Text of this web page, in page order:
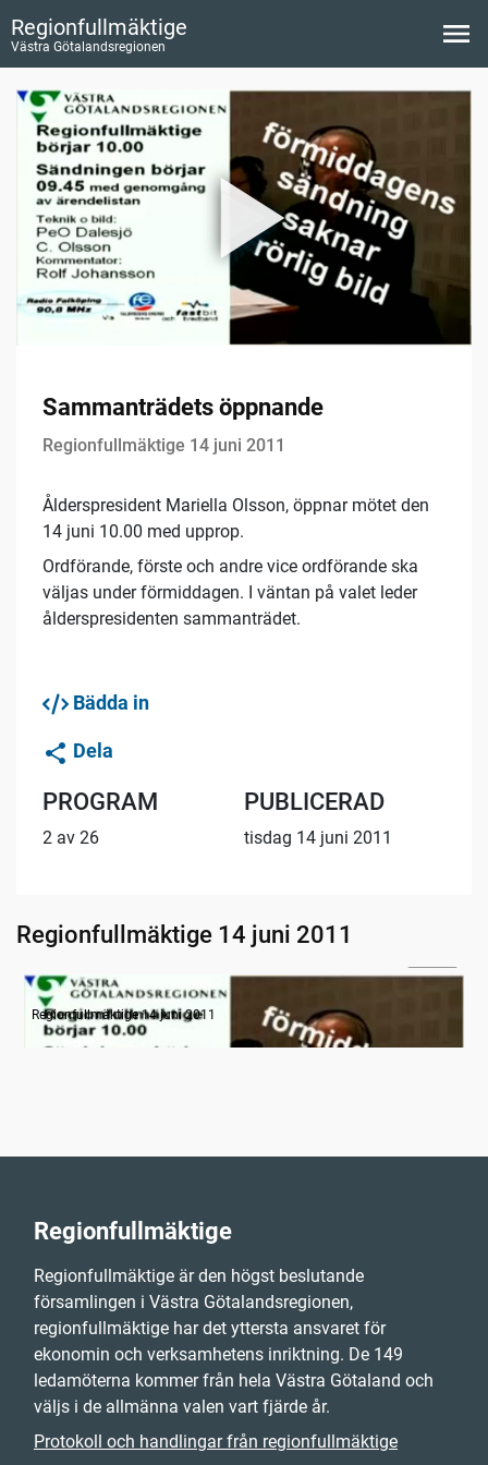
Regionfullmäktige
Västra Götalandsregionen
Sammanträdets öppnande
Regionfullmäktige 14 juni 2011
Ålderspresident Mariella Olsson, öppnar mötet den
14 juni 10.00 med upprop.
Ordförande, förste och andre vice ordförande ska
väljas under förmiddagen. I väntan på valet leder
ålderspresidenten sammanträdet.
Bädda in
Dela
PROGRAM
2 av 26
PUBLICERAD
tisdag 14 juni 2011
Regionfullmäktige 14 juni 2011
Radion informerar
Regionfullmäktige 14 juni 2011
Regionfullmäktige
Regionfullmäktige är den högst beslutande
församlingen i Västra Götalandsregionen,
regionfullmäktige har det yttersta ansvaret för
ekonomin och verksamhetens inriktning. De 149
ledamöterna kommer från hela Västra Götaland och
väljs i de allmänna valen vart fjärde år.
Protokoll och handlingar från regionfullmäktige